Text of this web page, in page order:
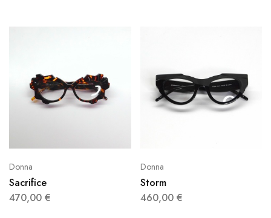
Donna
Sacrifice
470,00 €
Donna
Storm
460,00 €